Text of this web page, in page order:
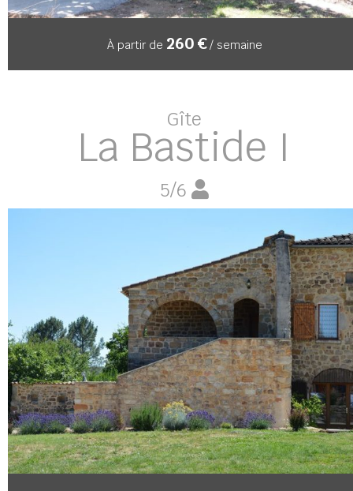
À partir de 260 €/ semaine
Gîte
La Bastide I
5/6